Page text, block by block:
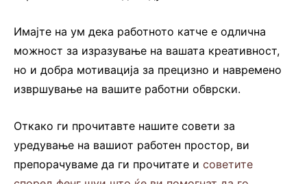
Имајте на ум дека работното катче е одлична
можност за изразување на вашата креативност,
но и добра мотивација за прецизно и навремено
извршување на вашите работни обврски.
Откако ги прочитавте нашите совети за
уредување на вашиот работен простор, ви
препорачуваме да ги прочитате и советите